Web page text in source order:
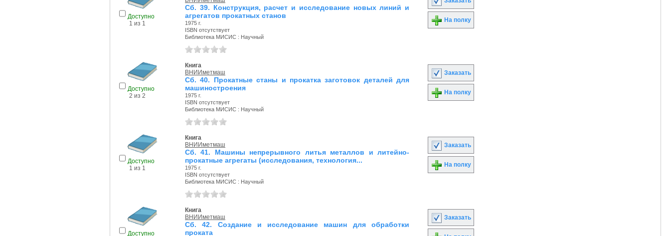
Доступно
1 из 1
Сб. 39. Конструкция, расчет и исследование новых линий и
агрегатов прокатных станов
1975 г.
ISBN отсутствует
Библиотека МИСИС : Научный
На полку
Доступно
2 из 2
Книга
ВНИИметмаш
Сб. 40. Прокатные станы и прокатка заготовок деталей для
машиностроения
1975 г.
ISBN отсутствует
Библиотека МИСИС : Научный
Заказать
На полку
Доступно
1 из 1
Книга
ВНИИметмаш
Сб. 41. Машины непрерывного литья металлов и литейно-
прокатные агрегаты (исследования, технология...
1975 г.
ISBN отсутствует
Библиотека МИСИС : Научный
Заказать
На полку
Доступно
Книга
ВНИИметмаш
Сб. 42. Создание и исследование машин для обработки
проката
Заказать